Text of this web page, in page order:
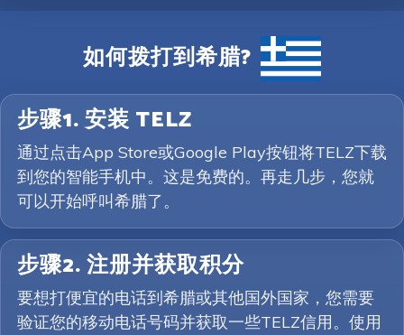
如何拨打到希腊?
步骤1. 安装 TELZ
通过点击App Store或Google Play按钮将TELZ下载
到您的智能手机中。这是免费的。再走几步，您就
可以开始呼叫希腊了。
步骤2. 注册并获取积分
要想打便宜的电话到希腊或其他国外国家，您需要
验证您的移动电话号码并获取一些TELZ信用。使用